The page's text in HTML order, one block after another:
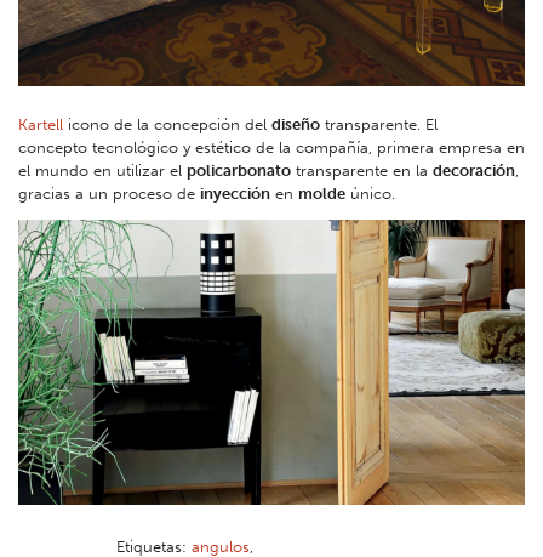
Kartell icono de la concepción del diseño transparente. El
concepto tecnológico y estético de la compañía, primera empresa en
el mundo en utilizar el policarbonato transparente en la decoración,
gracias a un proceso de inyección en molde único.
Etiquetas: angulos